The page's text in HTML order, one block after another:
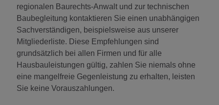
regionalen Baurechts-Anwalt und zur technischen
Baubegleitung kontaktieren Sie einen unabhängigen
Sachverständigen, beispielsweise aus unserer
Mitgliederliste. Diese Empfehlungen sind
grundsätzlich bei allen Firmen und für alle
Hausbauleistungen gültig, zahlen Sie niemals ohne
eine mangelfreie Gegenleistung zu erhalten, leisten
Sie keine Vorauszahlungen.